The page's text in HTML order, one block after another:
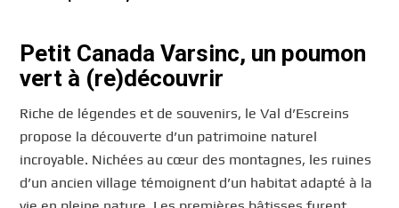
Petit Canada Varsinc, un poumon
vert à (re)découvrir
Riche de légendes et de souvenirs, le Val d’Escreins
propose la découverte d’un patrimoine naturel
incroyable. Nichées au cœur des montagnes, les ruines
d’un ancien village témoignent d’un habitat adapté à la